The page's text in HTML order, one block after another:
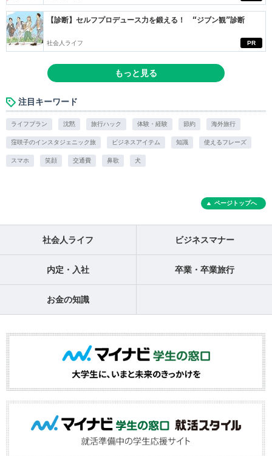
PR
【診断】セルフプロデュース力を鍛える！ “ジブン観”診断
社会人ライフ
もっと見る
注目キーワード
ライフプラン 沈黙 旅行ハック 体験・経験 節約 海外旅行
窪咲子のインスタジェニック旅 ビジネスアイテム 知識 使えるフレーズ
スマホ 笑顔 交通費 鼻歌 犬
ページトップへ
社会人ライフ ビジネスマナー
内定・入社 卒業・卒業旅行
お金の知識